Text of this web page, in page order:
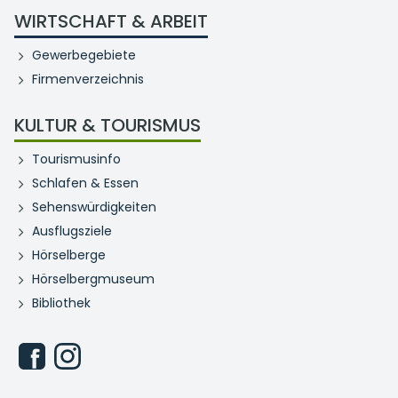
WIRTSCHAFT & ARBEIT
Gewerbegebiete
Firmenverzeichnis
KULTUR & TOURISMUS
Tourismusinfo
Schlafen & Essen
Sehenswürdigkeiten
Ausflugsziele
Hörselberge
Hörselbergmuseum
Bibliothek